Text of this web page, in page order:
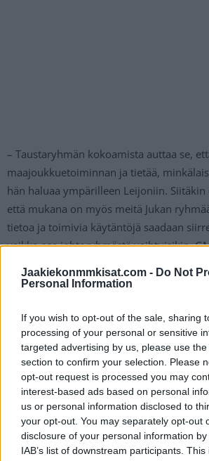
Jaakiekonmmkisat.com - Do Not
Personal Information
If you wish to opt-out of the sale, sharing
processing of your personal or sensitive
targeted advertising by us, please use
section to confirm your selection. Please
opt-out request is processed you may
interest-based ads based on personal
us or personal information disclosed to
your opt-out. You may separately opt-out
disclosure of your personal information
IAB’s list of downstream participants.
– Taustaryhmän kokoamista auttaa se,
maajoukkuetoiminnan ja tietää,
hän haluaa ympärilleen Leijoniin.
että mukana on myös meitä Jukan
tietoa ja toimivia käytäntöjä saadaan
vaikka osa johtoryhmästä vaihtuisikin,
päävalmentajana huipentuu Tshekissä
pelattaviin MM-kisoihin.